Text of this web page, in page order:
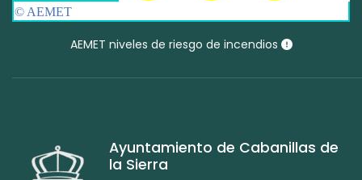
AEMET niveles de riesgo de incendios
Ayuntamiento de Cabanillas de
la Sierra